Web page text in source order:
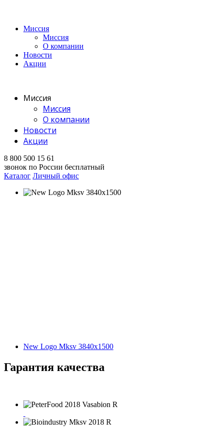
Миссия
Миссия
О компании
Новости
Акции
Миссия
Миссия
О компании
Новости
Акции
8 800 500 15 61
звонок по России бесплатный
Каталог Личный офис
New Logo Mksv 3840x1500
Гарантия качества